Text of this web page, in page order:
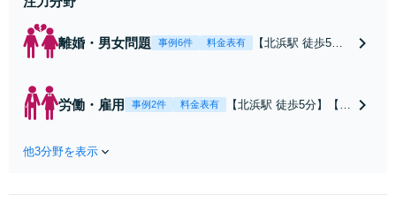
離婚・男女問題 事例6件 料金表有
【北浜駅 徒歩5
から男女問題ま
労働・雇用 事例2件 料金表有
【北浜駅 徒歩5分】【弁
立てます。有利な結果
他3分野を表示